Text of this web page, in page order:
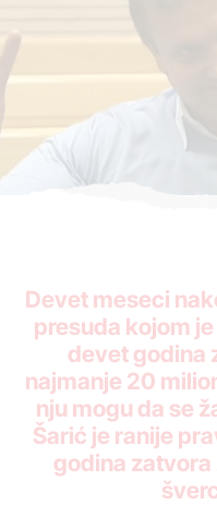
Devet meseci
presuda kojom
devet godina
najmanje 20
nju mogu da se
Šarić je ranije
godina